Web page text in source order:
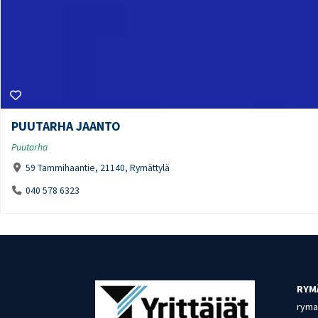
PUUTARHA JAANTO
Puutarha
59 Tammihaantie, 21140, Rymättylä
040 578 6323